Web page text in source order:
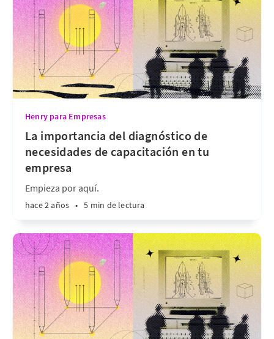
Henry para Empresas
La importancia del diagnóstico de
necesidades de capacitación en tu
empresa
Empieza por aquí.
hace 2 años • 5 min de lectura